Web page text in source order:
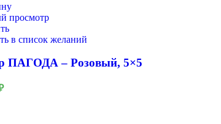
просмотр
в список желаний
ПАГОДА – Розовый, 5×5